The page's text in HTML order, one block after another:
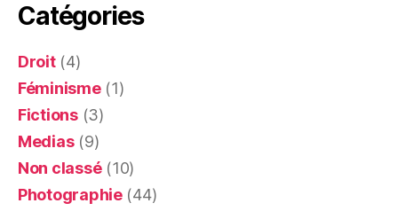
Catégories
Droit(4)
Féminisme(1)
Fictions(3)
Medias(9)
Non classé(10)
Photographie(44)